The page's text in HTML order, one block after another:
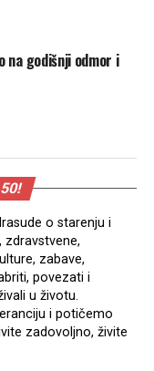
na godišnji odmor i
o starenju i
zabave,
povezati i
u životu.
i potičemo
zadovoljno, živite